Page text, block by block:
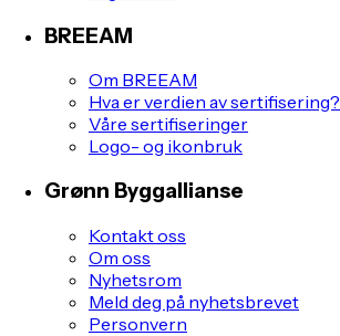
BREEAM
Om BREEAM
Hva er verdien av sertifisering?
Våre sertifiseringer
Logo- og ikonbruk
Grønn Byggallianse
Kontakt oss
Om oss
Nyhetsrom
Meld deg på nyhetsbrevet
Personvern